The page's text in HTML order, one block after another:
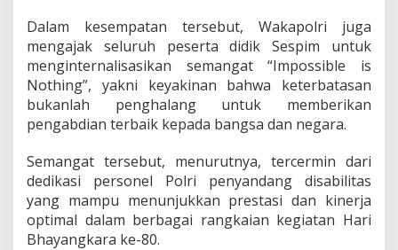
t
a
s
Dalam kesempatan tersebut, Wakapolri juga
mengajak seluruh peserta didik Sespim untuk
menginternalisasikan semangat “Impossible is
Nothing”, yakni keyakinan bahwa keterbatasan
bukanlah penghalang untuk memberikan
pengabdian terbaik kepada bangsa dan negara.
Semangat tersebut, menurutnya, tercermin dari
dedikasi personel Polri penyandang disabilitas
yang mampu menunjukkan prestasi dan kinerja
optimal dalam berbagai rangkaian kegiatan Hari
Bhayangkara ke-80.